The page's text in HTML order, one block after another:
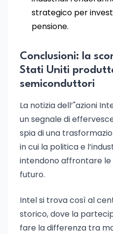
strategico per
pensione.
Conclusioni: la
Stati Uniti
semiconduttori
La notizia dell’"azioni
un segnale di
spia di una
in cui la politica e
intendono affrontare
futuro.
Intel si trova così al
storico, dove la
fare la differenza tra